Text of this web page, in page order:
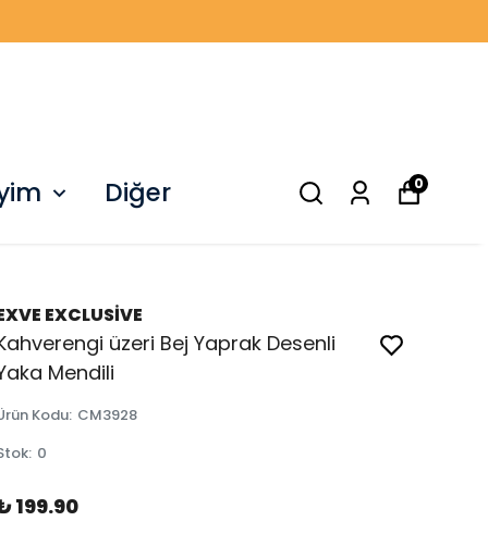
Diğer 0
EXCLUSİVE
üzeri Bej Yaprak Desenli
Mendili
Kodu: CM3928
: 0
199.90